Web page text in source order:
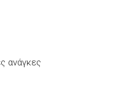
ανάγκες